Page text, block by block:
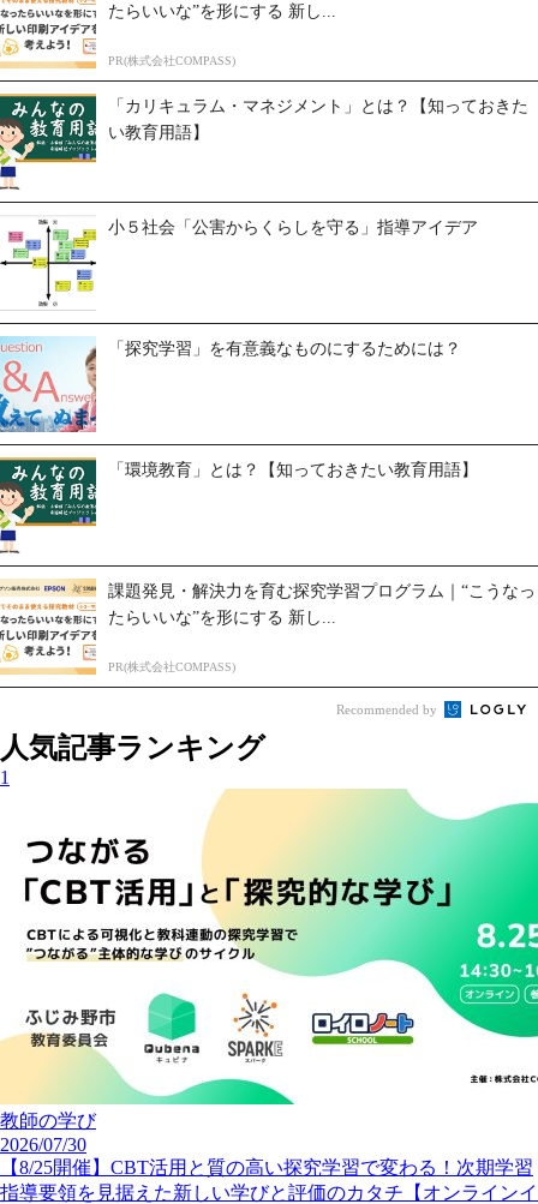
たらいいな”を形にする 新し...
PR(株式会社COMPASS)
「カリキュラム・マネジメント」とは？【知っておきた
い教育用語】
小５社会「公害からくらしを守る」指導アイデア
「探究学習」を有意義なものにするためには？
「環境教育」とは？【知っておきたい教育用語】
課題発見・解決力を育む探究学習プログラム｜“こうなっ
たらいいな”を形にする 新し...
PR(株式会社COMPASS)
Recommended by
人気記事ランキング
1
教師の学び
2026/07/30
【8/25開催】CBT活用と質の高い探究学習で変わる！次期学習
指導要領を見据えた新しい学びと評価のカタチ【オンラインイ